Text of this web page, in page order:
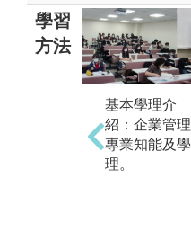
學習
方法
基本學理介
紹：企業管理
專業知能及學
理。